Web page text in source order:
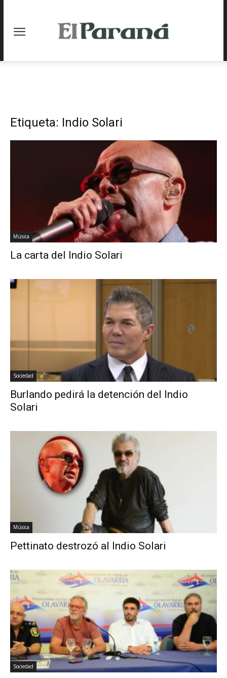
Etiqueta: Indio Solari
Música
La carta del Indio Solari
Sociedad
Burlando pedirá la detención del Indio
Solari
Música
Pettinato destrozó al Indio Solari
Sociedad